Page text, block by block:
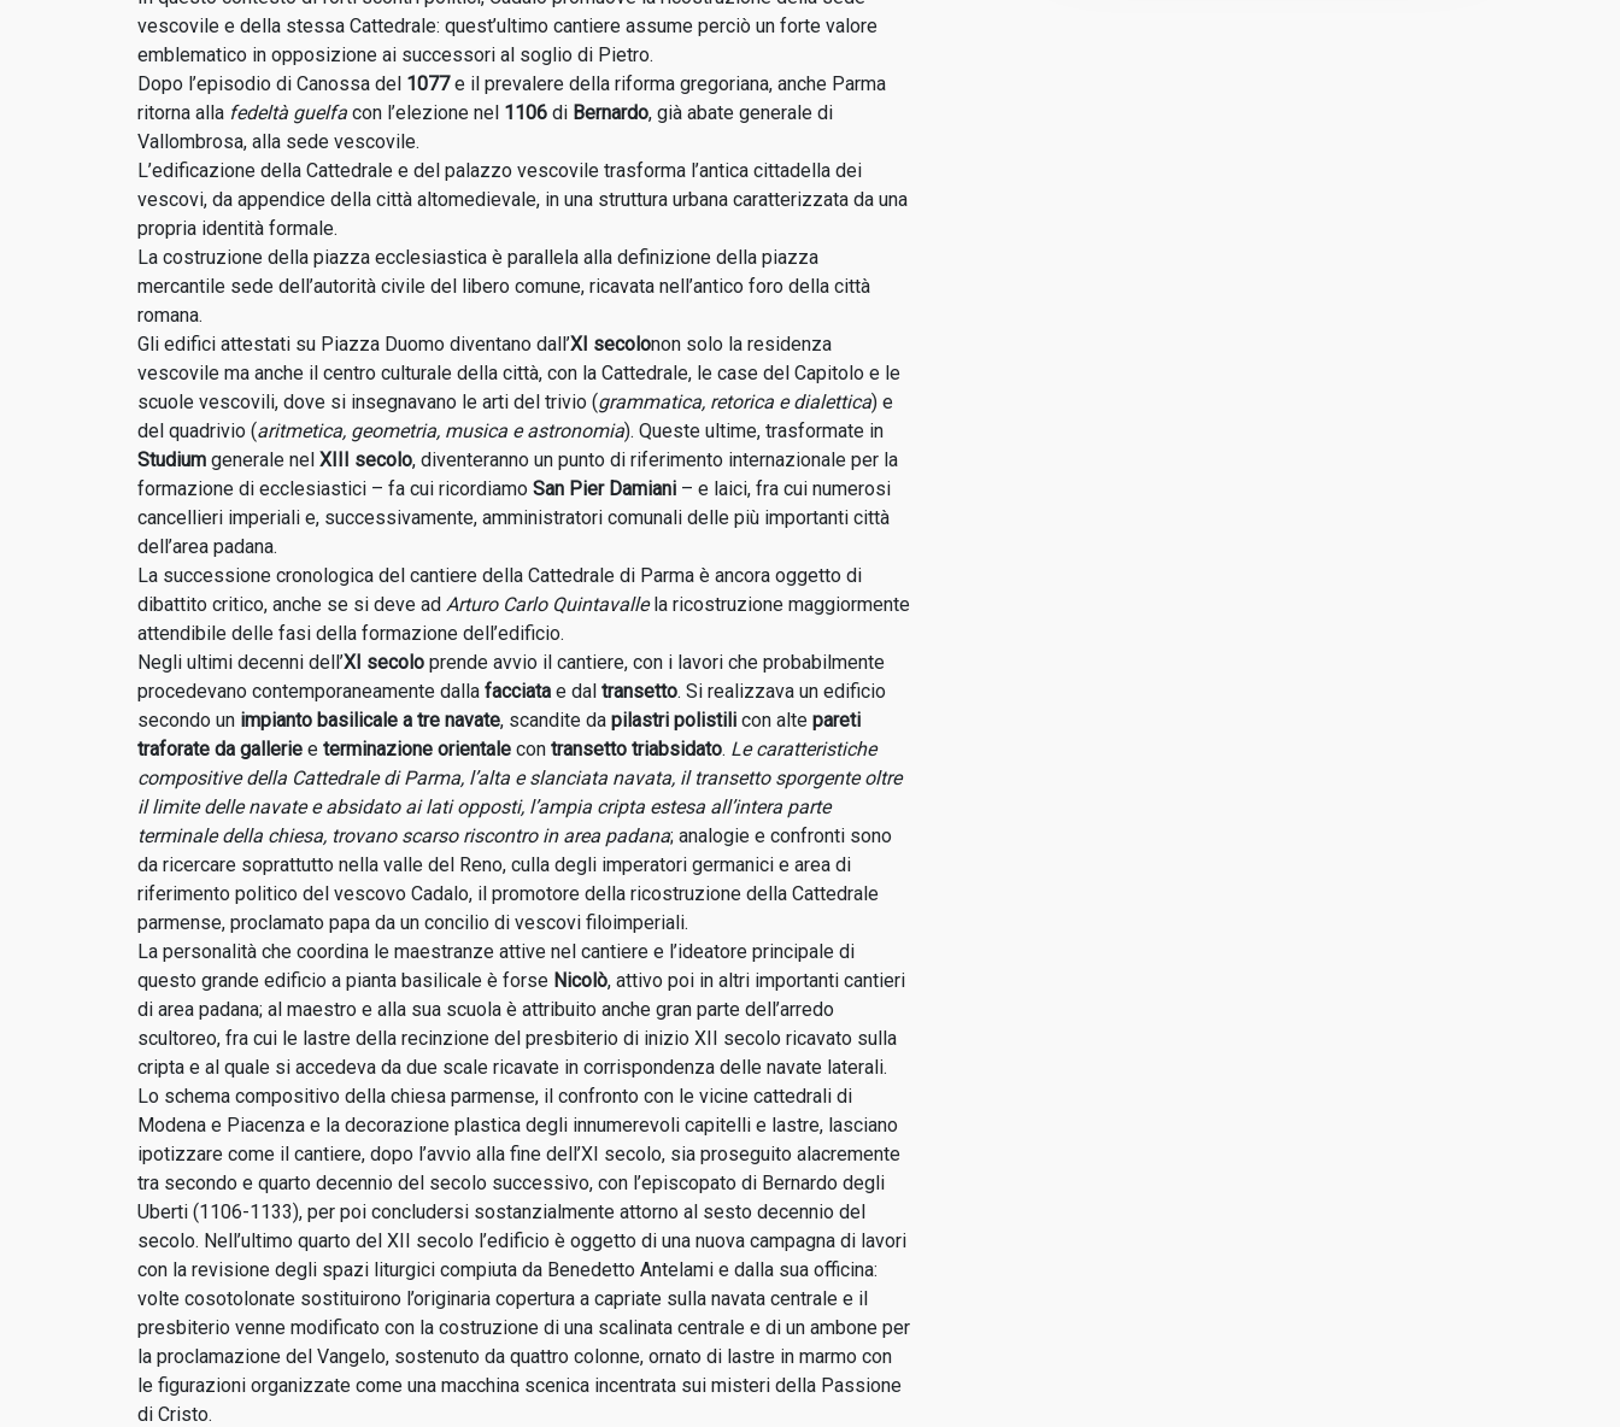
vescovile e della stessa Cattedrale: quest’ultimo cantiere assume perciò un forte valore
emblematico in opposizione ai successori al soglio di Pietro.
Dopo l’episodio di Canossa del 1077e il prevalere della riforma gregoriana, anche Parma
ritorna alla fedeltà guelfa con l’elezione nel 1106 di Bernardo, già abate generale di
Vallombrosa, alla sede vescovile.
L’edificazione della Cattedrale e del palazzo vescovile trasforma l’antica cittadella dei
vescovi, da appendice della città altomedievale, in una struttura urbana caratterizzata da una
propria identità formale.
La costruzione della piazza ecclesiastica è parallela alla definizione della piazza
mercantile sede dell’autorità civile del libero comune, ricavata nell’antico foro della città
romana.
Gli edifici attestati su Piazza Duomo diventano dall’XI secolonon solo la residenza
vescovile ma anche il centro culturale della città, con la Cattedrale, le case del Capitolo e le
scuole vescovili, dove si insegnavano le arti del trivio (grammatica, retorica e dialettica) e
del quadrivio (aritmetica, geometria, musica e astronomia). Queste ultime, trasformate in
Studium generale nel XIII secolo, diventeranno un punto di riferimento internazionale per la
formazione di ecclesiastici – fa cui ricordiamo San Pier Damiani – e laici, fra cui numerosi
cancellieri imperiali e, successivamente, amministratori comunali delle più importanti città
dell’area padana.
La successione cronologica del cantiere della Cattedrale di Parma è ancora oggetto di
dibattito critico, anche se si deve ad Arturo Carlo Quintavallela ricostruzione maggiormente
attendibile delle fasi della formazione dell’edificio.
Negli ultimi decenni dell’XI secolo prende avvio il cantiere, con i lavori che probabilmente
procedevano contemporaneamente dalla facciata e dal transetto. Si realizzava un edificio
secondo un impianto basilicale a tre navate, scandite da pilastri polistili con alte pareti
traforate da gallerie e terminazione orientale con transetto triabsidato. Le caratteristiche
compositive della Cattedrale di Parma, l’alta e slanciata navata, il transetto sporgente oltre
il limite delle navate e absidato ai lati opposti, l’ampia cripta estesa all’intera parte
terminale della chiesa, trovano scarso riscontro in area padana; analogie e confronti sono
da ricercare soprattutto nella valle del Reno, culla degli imperatori germanici e area di
riferimento politico del vescovo Cadalo, il promotore della ricostruzione della Cattedrale
parmense, proclamato papa da un concilio di vescovi filoimperiali.
La personalità che coordina le maestranze attive nel cantiere e l’ideatore principale di
questo grande edificio a pianta basilicale è forse Nicolò, attivo poi in altri importanti cantieri
di area padana; al maestro e alla sua scuola è attribuito anche gran parte dell’arredo
scultoreo, fra cui le lastre della recinzione del presbiterio di inizio XII secolo ricavato sulla
cripta e al quale si accedeva da due scale ricavate in corrispondenza delle navate laterali.
Lo schema compositivo della chiesa parmense, il confronto con le vicine cattedrali di
Modena e Piacenza e la decorazione plastica degli innumerevoli capitelli e lastre, lasciano
ipotizzare come il cantiere, dopo l’avvio alla fine dell’XI secolo, sia proseguito alacremente
tra secondo e quarto decennio del secolo successivo, con l’episcopato di Bernardo degli
Uberti (1106-1133), per poi concludersi sostanzialmente attorno al sesto decennio del
secolo. Nell’ultimo quarto del XII secolo l’edificio è oggetto di una nuova campagna di lavori
con la revisione degli spazi liturgici compiuta da Benedetto Antelami e dalla sua officina:
volte cosotolonate sostituirono l’originaria copertura a capriate sulla navata centrale e il
presbiterio venne modificato con la costruzione di una scalinata centrale e di un ambone per
la proclamazione del Vangelo, sostenuto da quattro colonne, ornato di lastre in marmo con
le figurazioni organizzate come una macchina scenica incentrata sui misteri della Passione
di Cristo.